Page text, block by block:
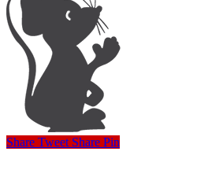
Share Tweet Share Pin